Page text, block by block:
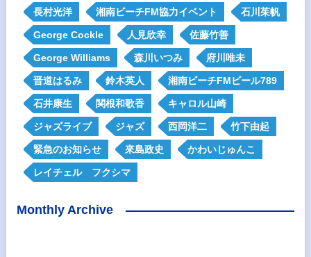
長村光洋 湘南ビーチFM協力イベント 石川茱帆
George Cockle 人見欣幸 佐藤竹善
George Williams 森川いつみ 府川唯未
晋道はるみ 鈴木英人 湘南ビーチFMビール789
石井康生 関根和歌香 キャロル山崎
ジャズライブ ジャズ 西岡洋二 竹下由起
緊急のお知らせ 來島政史 かわいじゅんこ
レイチェル フクシマ
Monthly Archive